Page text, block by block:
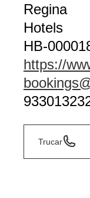
Regina
Hotels
HB-
https://
Trucar